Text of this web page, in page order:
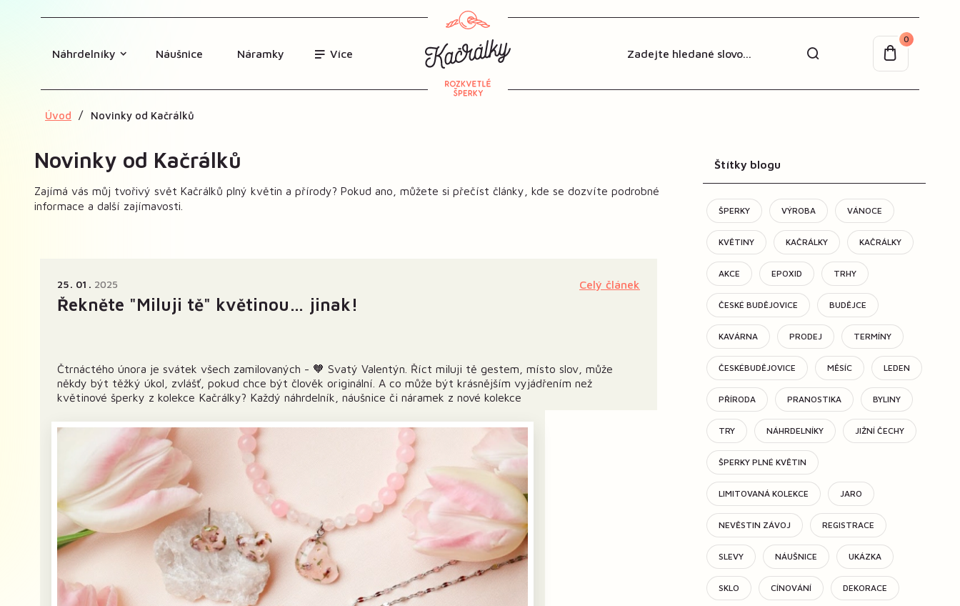
Náhrdelníky Náušnice Náramky Více
0
Úvod Novinky od Kačrálků
Štítky blogu
ŠPERKY VÝROBA VÁNOCE
KVĚTINY KAČRÁLKY KAČRÁLKY
AKCE EPOXID TRHY
ČESKÉ BUDĚJOVICE BUDĚJCE
KAVÁRNA PRODEJ TERMÍNY
ČESKÉBUDĚJOVICE MĚSÍC LEDEN
PŘÍRODA PRANOSTIKA BYLINY
TRY NÁHRDELNÍKY JIŽNÍ ČECHY
ŠPERKY PLNÉ KVĚTIN
LIMITOVANÁ KOLEKCE JARO
NEVĚSTIN ZÁVOJ REGISTRACE
SLEVY NÁUŠNICE UKÁZKA
SKLO CÍNOVÁNÍ DEKORACE
Novinky od Kačrálků
Zajímá vás můj tvořivý svět Kačrálků plný květin a přírody? Pokud ano, můžete si přečíst články, kde se dozvíte podrobné
informace a další zajímavosti.
Řekněte "Miluji tě" květinou… jinak!
25 01 2025
Čtrnáctého února je svátek všech zamilovaných - 🧡 Svatý Valentýn. Říct miluji tě gestem, místo slov, může
někdy být těžký úkol, zvlášť, pokud chce být člověk originální. A co může být krásnějším vyjádřením než
květinové šperky z kolekce Kačrálky? Každý náhrdelník, náušnice či náramek z nové kolekce
Celý článek